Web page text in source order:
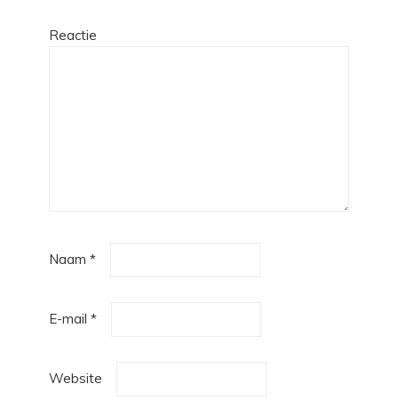
Reactie
Naam *
E-mail *
Website